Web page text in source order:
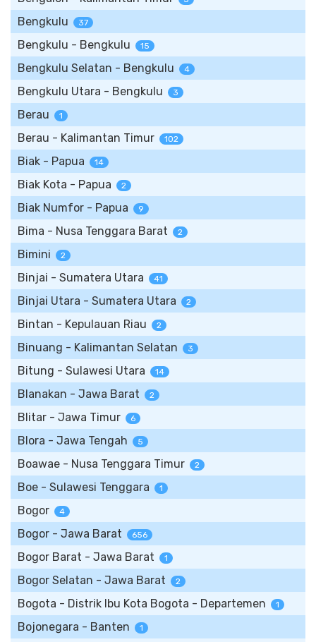
Bengkulu 37
Bengkulu - Bengkulu 15
Bengkulu Selatan - Bengkulu 4
Bengkulu Utara - Bengkulu 3
Berau 1
Berau - Kalimantan Timur 102
Biak - Papua 14
Biak Kota - Papua 2
Biak Numfor - Papua 9
Bima - Nusa Tenggara Barat 2
Bimini 2
Binjai - Sumatera Utara 41
Binjai Utara - Sumatera Utara 2
Bintan - Kepulauan Riau 2
Binuang - Kalimantan Selatan 3
Bitung - Sulawesi Utara 14
Blanakan - Jawa Barat 2
Blitar - Jawa Timur 6
Blora - Jawa Tengah 5
Boawae - Nusa Tenggara Timur 2
Boe - Sulawesi Tenggara 1
Bogor 4
Bogor - Jawa Barat 656
Bogor Barat - Jawa Barat 1
Bogor Selatan - Jawa Barat 2
Bogota - Distrik Ibu Kota Bogota - Departemen 1
Bojonegara - Banten 1